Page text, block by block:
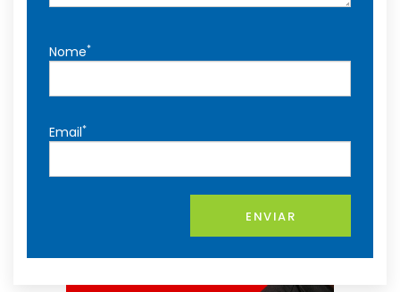
Nome*
Email*
ENVIAR